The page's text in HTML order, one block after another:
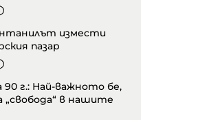
измести
пазар
г.: Най-важното бе,
в нашите